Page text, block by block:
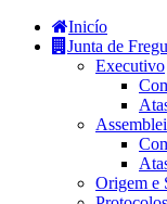
Inicío
Junta de
Executivo
Origem e